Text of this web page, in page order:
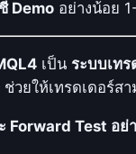
Demo อย่างน้อย
เป็น ระบบเท
ช่วยให้เทรดเดอร์สา
Test อย่